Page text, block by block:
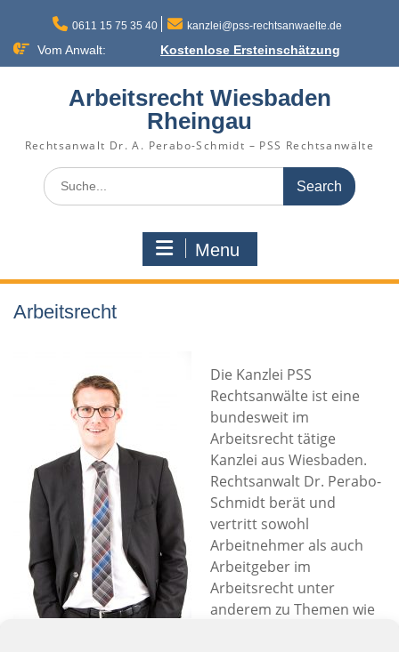
content
0611 15 75 35 40 kanzlei@pss-rechtsanwaelte.de
Vom Anwalt: Kostenlose Ersteinschätzung
Arbeitsrecht Wiesbaden
Rheingau
Rechtsanwalt Dr. A. Perabo-Schmidt – PSS Rechtsanwälte
Search
for:
Menu
Arbeitsrecht
Die Kanzlei PSS
Rechtsanwälte ist eine
bundesweit im
Arbeitsrecht tätige
Kanzlei aus Wiesbaden.
Rechtsanwalt Dr. Perabo-
Schmidt berät und
vertritt sowohl
Arbeitnehmer als auch
Arbeitgeber im
Arbeitsrecht unter
anderem zu Themen wie